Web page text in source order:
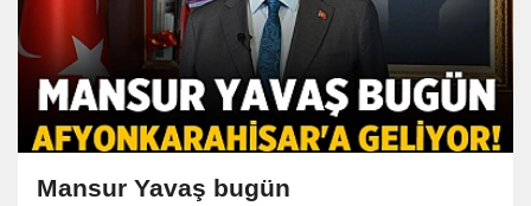
Mansur Yavaş bugün